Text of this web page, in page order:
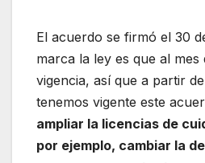
El acuerdo se firmó el 30
marca la ley es que al
vigencia, así que a partir
tenemos vigente este
ampliar la licencias de
por ejemplo, cambiar la